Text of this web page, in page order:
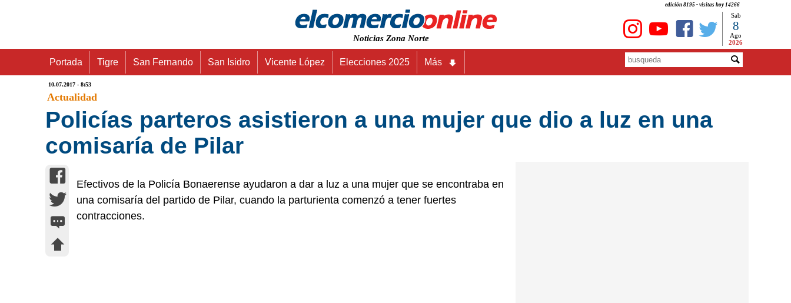
edición 8195 - visitas hoy 14266
Noticias Zona Norte
Sab
8
Ago
2026
Portada Tigre San Fernando San Isidro Vicente López Elecciones 2025 Más
10.07.2017 - 8:53
Actualidad
Policías parteros asistieron a una mujer que dio a luz en una
comisaría de Pilar
Efectivos de la Policía Bonaerense ayudaron a dar a luz a una mujer que se encontraba en
una comisaría del partido de Pilar, cuando la parturienta comenzó a tener fuertes
contracciones.